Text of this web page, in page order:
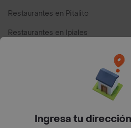
Restaurantes en Pitalito
Restaurantes en Ipiales
Top Marcas y Cadenas de
Encuéntranos en estos países
Restaurantes cerca de mi para
Ingresa tu